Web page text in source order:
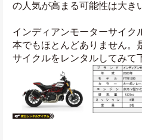
の人気が高まる可能性は大き
インディアンモーターサイク
本でもほとんどありません。
サイクルをレンタルしてみて